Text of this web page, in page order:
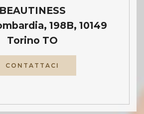
BEAUTINESS
198B, 10149
Torino TO
CONTATTACI